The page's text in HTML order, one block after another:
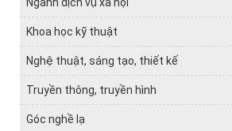
Khoa học kỹ thuật
Nghệ thuật, sáng tạo, thiết kế
Truyền thông, truyền hình
Góc nghề lạ